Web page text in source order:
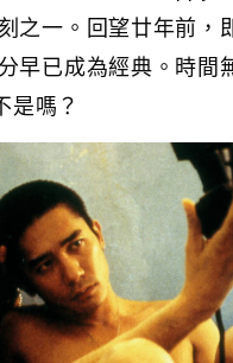
之一。回望廿年前，
早已成為經典。時間
嗎？